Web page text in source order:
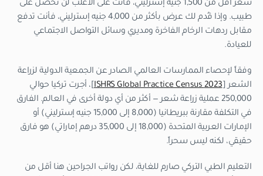
سعر أقل من 1,500 جنيه إسترليني، فأنت على الأغلب لن تحصل على
طبيب. وإذا قُدم لك عرض بأكثر من 4,000 جنيه إسترليني، فأنت تدفع
مقابل ردهات الرخام الفاخرة ومديري وسائل التواصل الاجتماعي
للعيادة.
وفقاً لإحصاء الممارسات العالمي الصادر عن الجمعية الدولية لزراعة
الشعر [2023 ISHRS Global Practice Census
]، أجرت تركيا حوالي
250,000 عملية زراعة شعر — أكثر من أي دولة أخرى في العالم. الفارق
في التكلفة مقارنة ببريطانيا (8,000 إلى 15,000 جنيه إسترليني) أو
الإمارات العربية المتحدة (18,000 إلى 35,000 درهم إماراتي) هو فارق
حقيقي، لكنه ليس سحراً.
التعليم الطبي التركي صارم للغاية، لكن رواتب الجراحين هنا أقل من